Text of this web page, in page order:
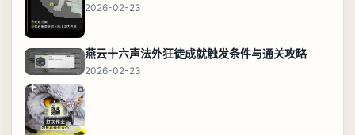
2026-02-23
燕云十六声法外狂徒成就触发条件与通关攻略
2026-02-23